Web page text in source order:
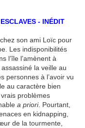
- INÉDIT
son ami Loïc pour
Les indisponibilités
l’île l’amènent à
la veille au
personnes à l’avoir vu
au caractère bien
problèmes
a priori. Pourtant,
en kidnapping,
de la tourmente,